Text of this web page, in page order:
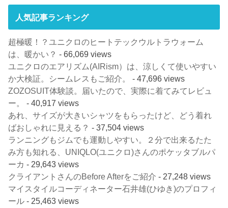
人気記事ランキング
超極暖！？ユニクロのヒートテックウルトラウォーム
は、暖かい？ - 66,069 views
ユニクロのエアリズム(AIRism）は、涼しくて使いやすい
か大検証。シームレスもご紹介。
- 47,696 views
ZOZOSUIT体験談。届いたので、実際に着てみてレビュ
ー。
- 40,917 views
あれ、サイズが大きいシャツをもらったけど、どう着れ
ばおしゃれに見える？ - 37,504 views
ランニングもジムでも運動しやすい。２分で出来るたた
み方も知れる、UNIQLO(ユニクロ)さんのポケッタブルパ
ーカ - 29,643 views
クライアントさんのBefore Afterをご紹介 - 27,248 views
マイスタイルコーディネーター石井雄(ひゆき)のプロフィ
ール - 25,463 views